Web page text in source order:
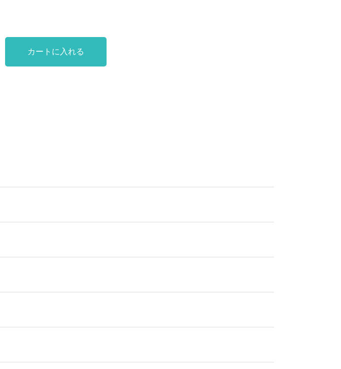
カートに入れる